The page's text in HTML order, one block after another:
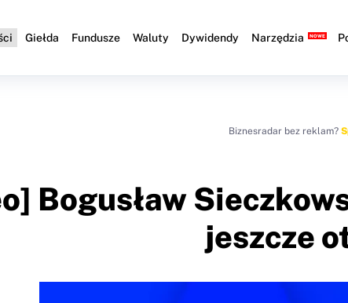
Giełda Fundusze Waluty Dywidendy Narzędzia
Biznesradar bez reklam?
Bogusław
jeszcze